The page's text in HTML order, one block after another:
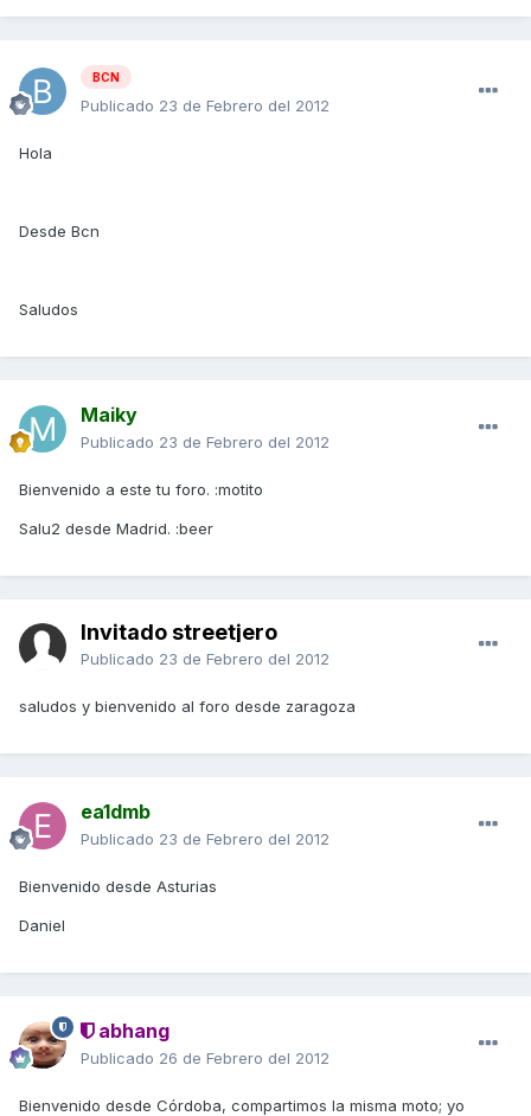
BCN
Publicado 23 de Febrero del 2012
Hola
Desde Bcn
Saludos
Maiky
Publicado 23 de Febrero del 2012
Bienvenido a este tu foro. :motito
Salu2 desde Madrid. :beer
Invitado streetjero
Publicado 23 de Febrero del 2012
saludos y bienvenido al foro desde zaragoza
ea1dmb
Publicado 23 de Febrero del 2012
Bienvenido desde Asturias
Daniel
abhang
Publicado 26 de Febrero del 2012
Bienvenido desde Córdoba, compartimos la misma moto; yo